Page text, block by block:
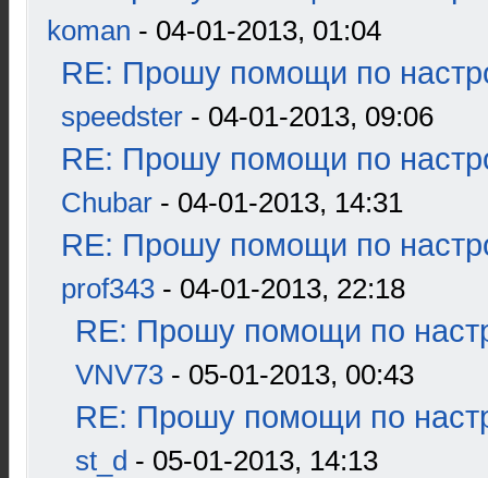
koman - 04-01-2013, 01:04
RE: Прошу помощи по
speedster - 04-01-2013, 09:06
RE: Прошу помощи по
Chubar - 04-01-2013, 14:31
RE: Прошу помощи по
prof343 - 04-01-2013, 22:18
RE: Прошу помощи по
VNV73 - 05-01-2013, 00:43
RE: Прошу помощи по
st_d - 05-01-2013, 14:13